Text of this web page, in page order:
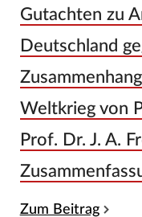
Gutachten zu
Deutschland
Weltkrieg von
Prof. Dr. J. A.
Zum Beitrag